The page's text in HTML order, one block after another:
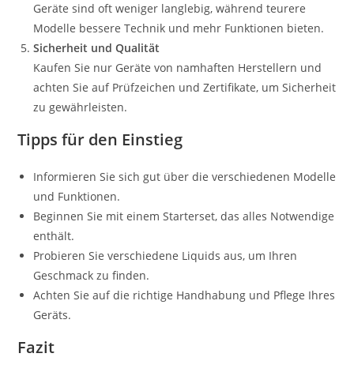
Geräte sind oft weniger langlebig, während teurere
Modelle bessere Technik und mehr Funktionen bieten.
Sicherheit und Qualität
Kaufen Sie nur Geräte von namhaften Herstellern und
achten Sie auf Prüfzeichen und Zertifikate, um Sicherheit
zu gewährleisten.
Tipps für den Einstieg
Informieren Sie sich gut über die verschiedenen Modelle
und Funktionen.
Beginnen Sie mit einem Starterset, das alles Notwendige
enthält.
Probieren Sie verschiedene Liquids aus, um Ihren
Geschmack zu finden.
Achten Sie auf die richtige Handhabung und Pflege Ihres
Geräts.
Fazit